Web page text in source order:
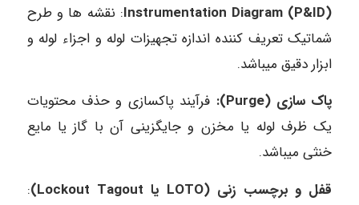
Instrumentation Diagram (P&ID): نقشه ها و طرح
شماتیک تعریف کننده اندازه تجهیزات لوله و اجزاء لوله و
ابزار دقیق میباشد.
پاک سازی (Purge):
فرآیند پاکسازی و حذف محتویات
یک ظرف لوله یا مخزن و جایگزینی آن با گاز یا مایع
خنثی میباشد.
قفل و برچسب زنی (LOTO یا Lockout Tagout)
: